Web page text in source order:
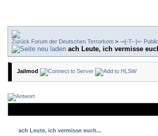
Forum der Deutschen Terrorkom > -=[-T--]=-
ach Leute, ich vermisse
Jailmod
ach Leute, ich vermisse euch...